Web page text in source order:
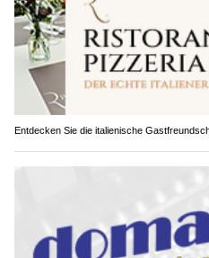
Entdecken Sie die italienische